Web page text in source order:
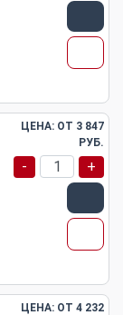
ЦЕНА: ОТ 3 847
РУБ.
- +
ЦЕНА: ОТ 4 232